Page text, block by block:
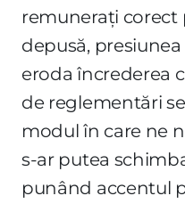
remunerați
depusă,
eroda încrederea
de reglementări
modul în care ne
s-ar putea
punând accentul